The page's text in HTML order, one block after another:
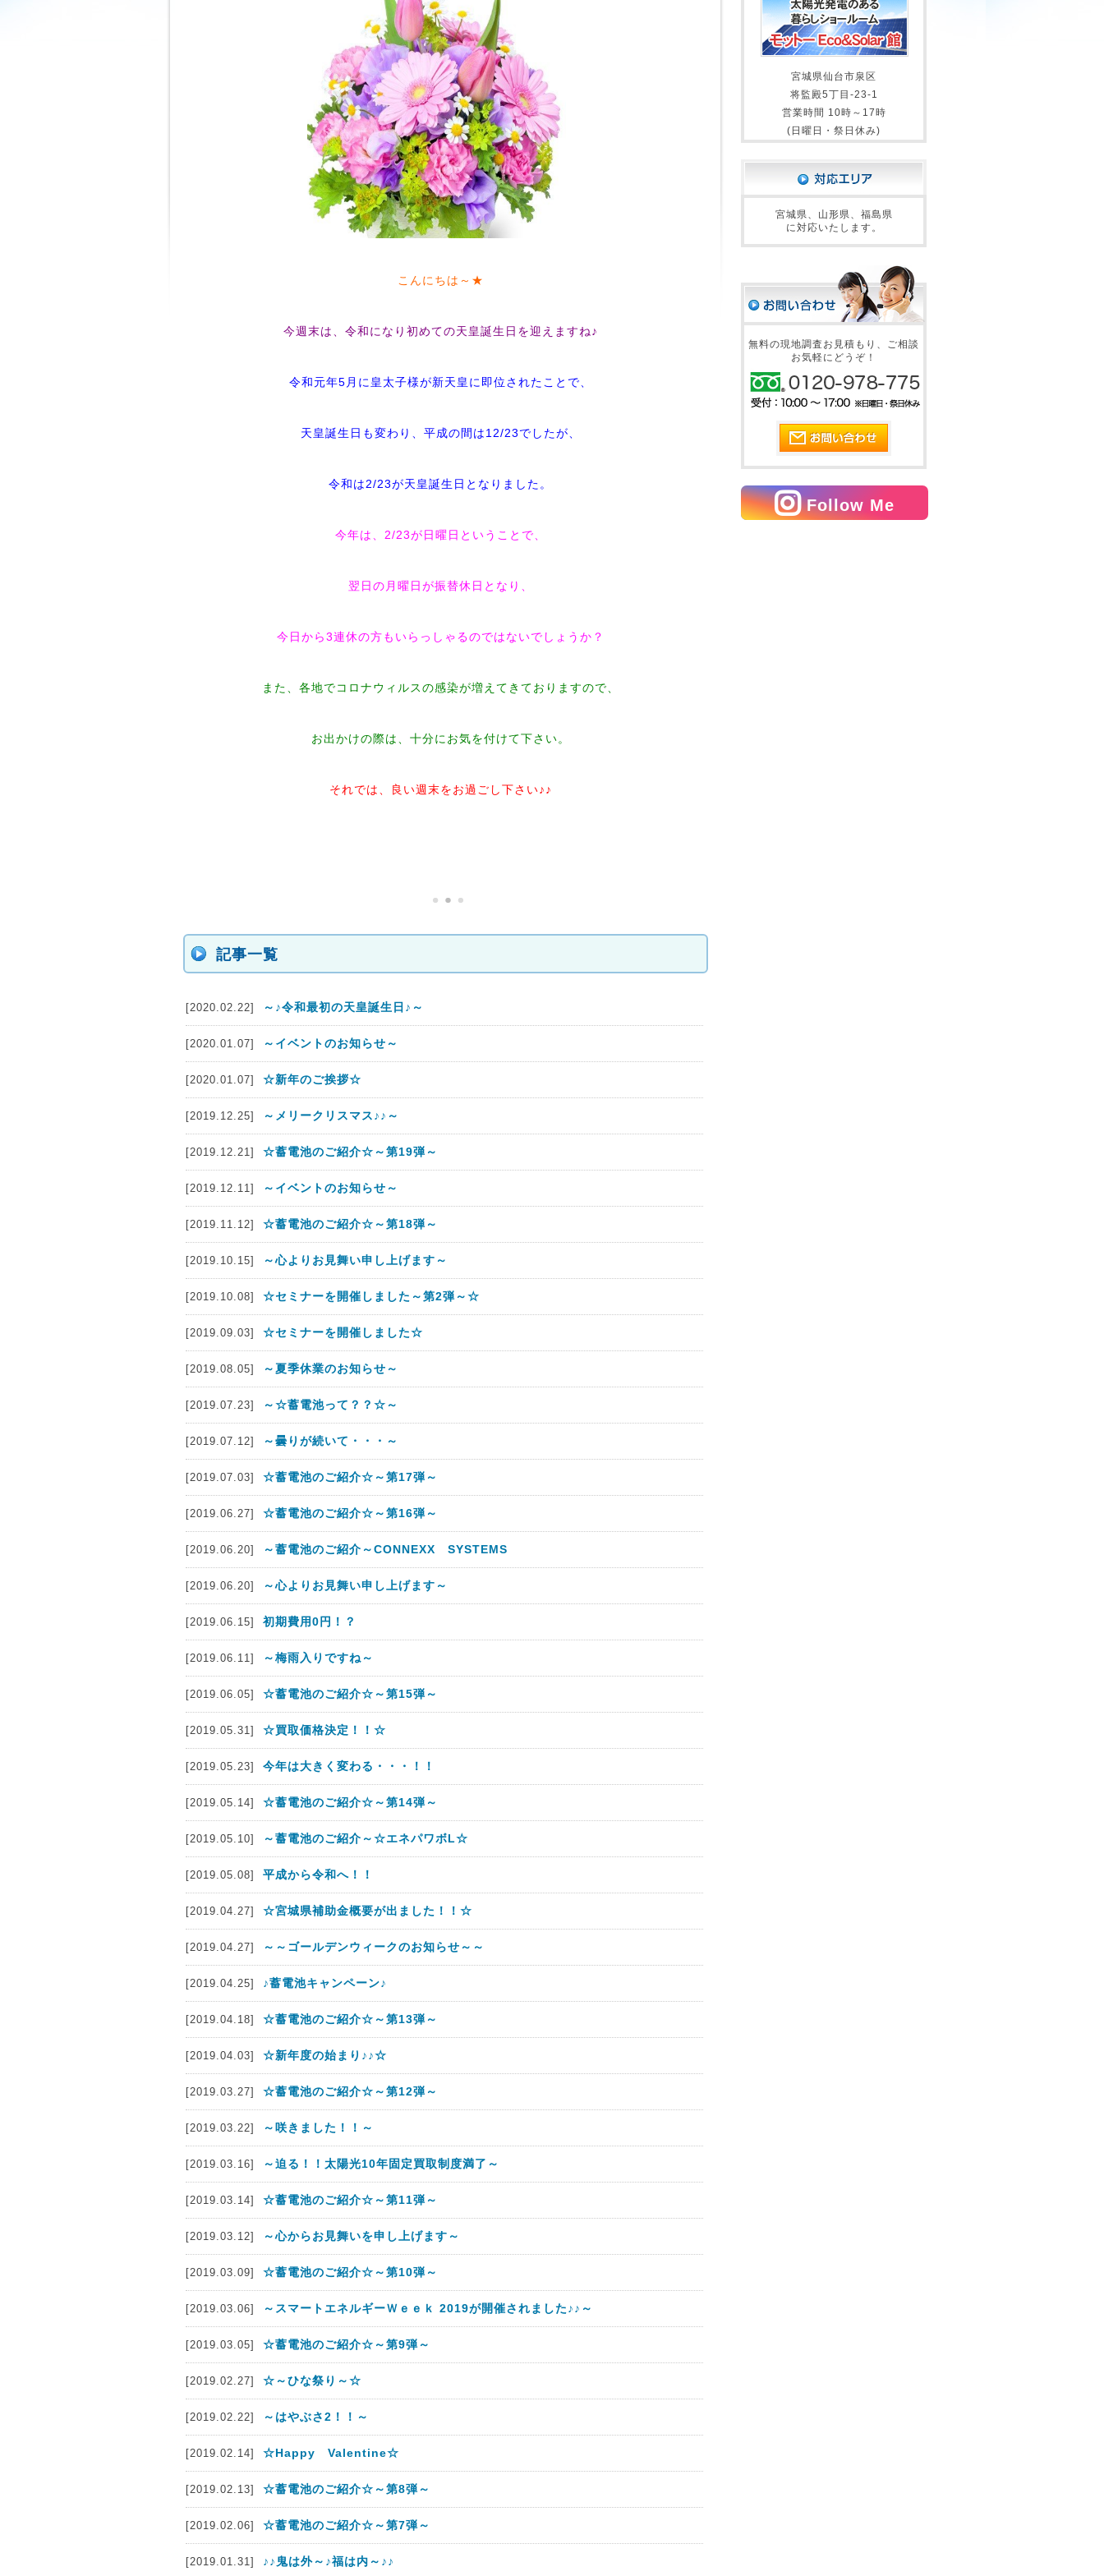
こんにちは～★
今週末は、令和になり初めての天皇誕生日を迎えますね♪
令和元年5月に皇太子様が新天皇に即位されたことで、
天皇誕生日も変わり、平成の間は12/23でしたが、
令和は2/23が天皇誕生日となりました。
今年は、2/23が日曜日ということで、
翌日の月曜日が振替休日となり、
今日から3連休の方もいらっしゃるのではないでしょうか？
また、各地でコロナウィルスの感染が増えてきておりますので、
お出かけの際は、十分にお気を付けて下さい。
それでは、良い週末をお過ごし下さい♪♪
記事一覧
[2020.02.22] ～♪令和最初の天皇誕生日♪～
[2020.01.07] ～イベントのお知らせ～
[2020.01.07] ☆新年のご挨拶☆
[2019.12.25] ～メリークリスマス♪♪～
[2019.12.21] ☆蓄電池のご紹介☆～第19弾～
[2019.12.11] ～イベントのお知らせ～
[2019.11.12] ☆蓄電池のご紹介☆～第18弾～
[2019.10.15] ～心よりお見舞い申し上げます～
[2019.10.08] ☆セミナーを開催しました～第2弾～☆
[2019.09.03] ☆セミナーを開催しました☆
[2019.08.05] ～夏季休業のお知らせ～
[2019.07.23] ～☆蓄電池って？？☆～
[2019.07.12] ～曇りが続いて・・・～
[2019.07.03] ☆蓄電池のご紹介☆～第17弾～
[2019.06.27] ☆蓄電池のご紹介☆～第16弾～
[2019.06.20] ～蓄電池のご紹介～CONNEXX SYSTEMS
[2019.06.20] ～心よりお見舞い申し上げます～
[2019.06.15] 初期費用0円！？
[2019.06.11] ～梅雨入りですね～
[2019.06.05] ☆蓄電池のご紹介☆～第15弾～
[2019.05.31] ☆買取価格決定！！☆
[2019.05.23] 今年は大きく変わる・・・！！
[2019.05.14] ☆蓄電池のご紹介☆～第14弾～
[2019.05.10] ～蓄電池のご紹介～☆エネパワボL☆
[2019.05.08] 平成から令和へ！！
[2019.04.27] ☆宮城県補助金概要が出ました！！☆
[2019.04.27] ～～ゴールデンウィークのお知らせ～～
[2019.04.25] ♪蓄電池キャンペーン♪
[2019.04.18] ☆蓄電池のご紹介☆～第13弾～
[2019.04.03] ☆新年度の始まり♪♪☆
[2019.03.27] ☆蓄電池のご紹介☆～第12弾～
[2019.03.22] ～咲きました！！～
[2019.03.16] ～迫る！！太陽光10年固定買取制度満了～
[2019.03.14] ☆蓄電池のご紹介☆～第11弾～
[2019.03.12] ～心からお見舞いを申し上げます～
[2019.03.09] ☆蓄電池のご紹介☆～第10弾～
[2019.03.06] ～スマートエネルギーＷｅｅｋ 2019が開催されました♪♪～
[2019.03.05] ☆蓄電池のご紹介☆～第9弾～
[2019.02.27] ☆～ひな祭り～☆
[2019.02.22] ～はやぶさ2！！～
[2019.02.14] ☆Happy Valentine☆
[2019.02.13] ☆蓄電池のご紹介☆～第8弾～
[2019.02.06] ☆蓄電池のご紹介☆～第7弾～
[2019.01.31] ♪♪鬼は外～♪福は内～♪♪
宮城県仙台市泉区
将監殿5丁目-23-1
営業時間 10時～17時
(日曜日・祭日休み)
宮城県、山形県、福島県
に対応いたします。
無料の現地調査お見積もり、ご相談
お気軽にどうぞ！
Follow Me